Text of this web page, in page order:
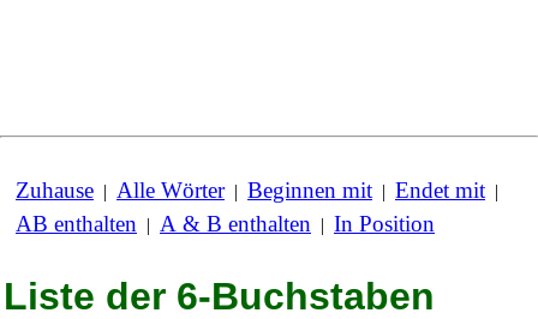
Zuhause | Alle Wörter| Beginnen mit | Endet mit |
AB enthalten | A & B enthalten | In Position
Liste der 6-Buchstaben